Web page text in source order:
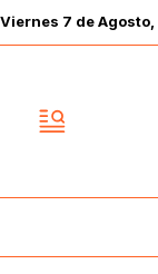
Viernes 7 deAgosto